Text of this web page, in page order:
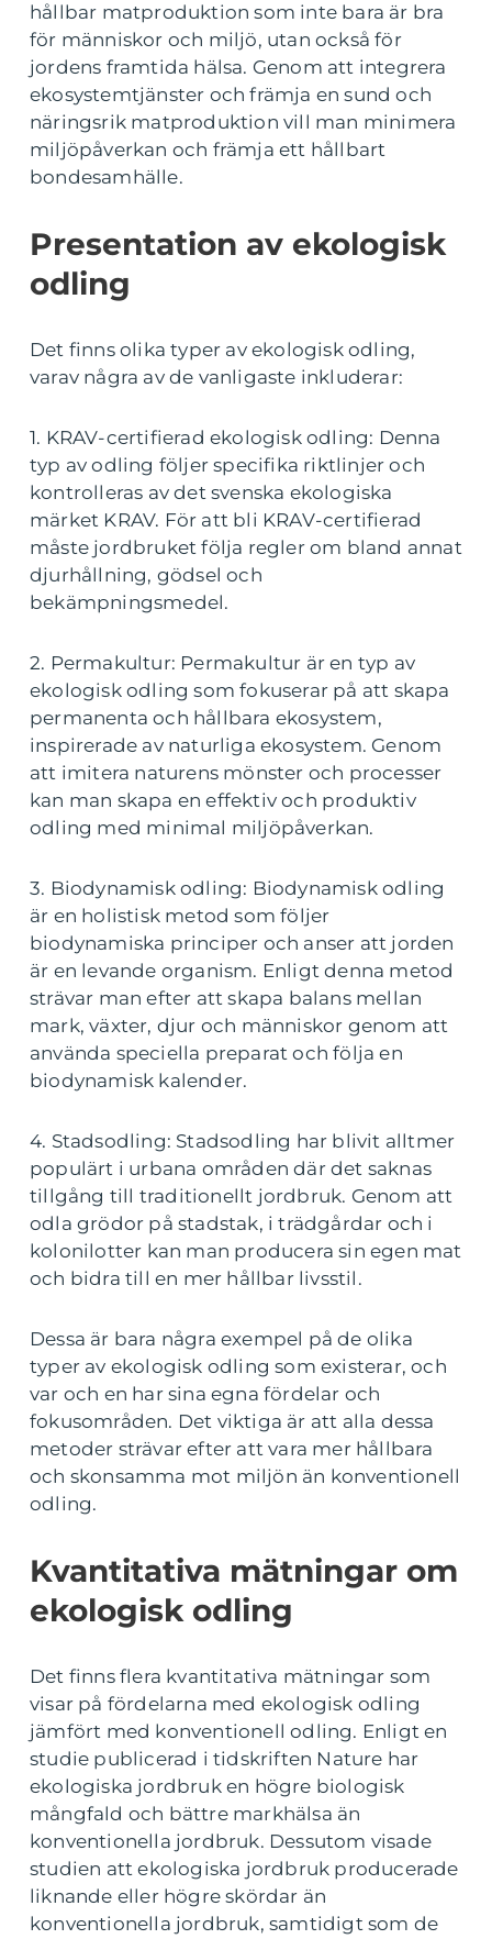
hållbar matproduktion som inte bara är bra
för människor och miljö, utan också för
jordens framtida hälsa. Genom att integrera
ekosystemtjänster och främja en sund och
näringsrik matproduktion vill man minimera
miljöpåverkan och främja ett hållbart
bondesamhälle.
Presentation av ekologisk
odling
Det finns olika typer av ekologisk odling,
varav några av de vanligaste inkluderar:
1. KRAV-certifierad ekologisk odling: Denna
typ av odling följer specifika riktlinjer och
kontrolleras av det svenska ekologiska
märket KRAV. För att bli KRAV-certifierad
måste jordbruket följa regler om bland annat
djurhållning, gödsel och
bekämpningsmedel.
2. Permakultur: Permakultur är en typ av
ekologisk odling som fokuserar på att skapa
permanenta och hållbara ekosystem,
inspirerade av naturliga ekosystem. Genom
att imitera naturens mönster och processer
kan man skapa en effektiv och produktiv
odling med minimal miljöpåverkan.
3. Biodynamisk odling: Biodynamisk odling
är en holistisk metod som följer
biodynamiska principer och anser att jorden
är en levande organism. Enligt denna metod
strävar man efter att skapa balans mellan
mark, växter, djur och människor genom att
använda speciella preparat och följa en
biodynamisk kalender.
4. Stadsodling: Stadsodling har blivit alltmer
populärt i urbana områden där det saknas
tillgång till traditionellt jordbruk. Genom att
odla grödor på stadstak, i trädgårdar och i
kolonilotter kan man producera sin egen mat
och bidra till en mer hållbar livsstil.
Dessa är bara några exempel på de olika
typer av ekologisk odling som existerar, och
var och en har sina egna fördelar och
fokusområden. Det viktiga är att alla dessa
metoder strävar efter att vara mer hållbara
och skonsamma mot miljön än konventionell
odling.
Kvantitativa mätningar om
ekologisk odling
Det finns flera kvantitativa mätningar som
visar på fördelarna med ekologisk odling
jämfört med konventionell odling. Enligt en
studie publicerad i tidskriften Nature har
ekologiska jordbruk en högre biologisk
mångfald och bättre markhälsa än
konventionella jordbruk. Dessutom visade
studien att ekologiska jordbruk producerade
liknande eller högre skördar än
konventionella jordbruk, samtidigt som de